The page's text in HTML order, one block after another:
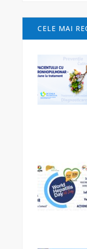
CELE MAI